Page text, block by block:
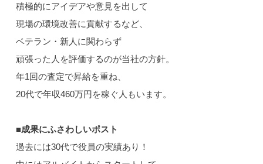
積極的にアイデアや意見を出して
現場の環境改善に貢献するなど、
ベテラン・新人に関わらず
頑張った人を評価するのが当社の方針。
年1回の査定で昇給を重ね、
20代で年収460万円を稼ぐ人もいます。
■成果にふさわしいポスト
過去には30代で役員の実績あり！